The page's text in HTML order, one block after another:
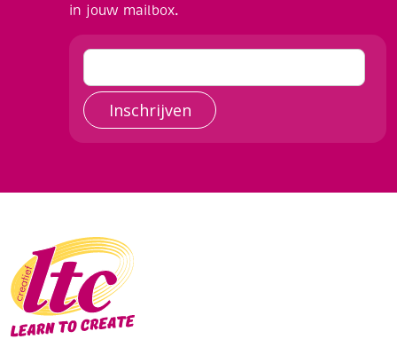
in jouw mailbox.
Inschrijven